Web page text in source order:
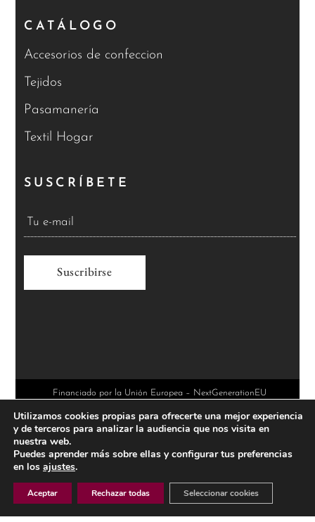
CATÁLOGO
Accesorios de confeccion
Tejidos
Pasamanería
Textil Hogar
SUSCRÍBETE
n
a
t
Financiado por la Unión Europea – NextGenerationEU
Utilizamos cookies propias para ofrecerte una mejor experiencia
y de terceros para analizar la audiencia que nos visita en
nuestra web.
Puedes aprender más sobre ellas y configurar tus preferencias
en los ajustes.
Aceptar Rechazar todas Seleccionar cookies